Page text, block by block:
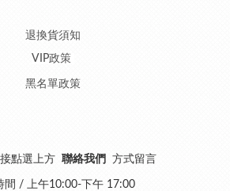
退換貨須知
VIP政策
黑名單政策
點選上方 聯絡我們 方式留言
間 / 上午10:00-下午 17:00